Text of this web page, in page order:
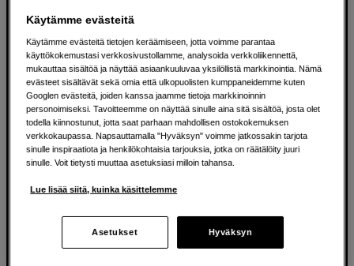
CASHBACK 200 EUR
Tyylikäs lippulaivakamera edistyneellä suorituskyvyllä
Useita luovia väritehosteita
Käytämme evästeitä
Käytämme evästeitä tietojen keräämiseen, jotta voimme parantaa
käyttökokemustasi verkkosivustollamme, analysoida verkkoliikennettä,
mukauttaa sisältöä ja näyttää asiaankuuluvaa yksilöllistä markkinointia. Nämä
evästeet sisältävät sekä omia että ulkopuolisten kumppaneidemme kuten
Googlen evästeitä, joiden kanssa jaamme tietoja markkinoinnin
personoimiseksi. Tavoitteemme on näyttää sinulle aina sitä sisältöä, josta olet
todella kiinnostunut, jotta saat parhaan mahdollisen ostokokemuksen
verkkokaupassa. Napsauttamalla "Hyväksyn" voimme jatkossakin tarjota
sinulle inspiraatiota ja henkilökohtaisia tarjouksia, jotka on räätälöity juuri
sinulle. Voit tietysti muuttaa asetuksiasi milloin tahansa.
Lue lisää siitä, kuinka käsittelemme
Asetukset Hyväksyn